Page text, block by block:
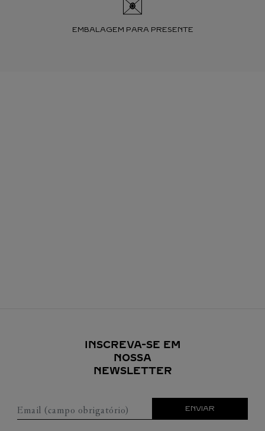
EMBALAGEM PARA PRESENTE
INSCREVA-SE EM
NOSSA
NEWSLETTER
Email (campo obrigatório) ENVIAR